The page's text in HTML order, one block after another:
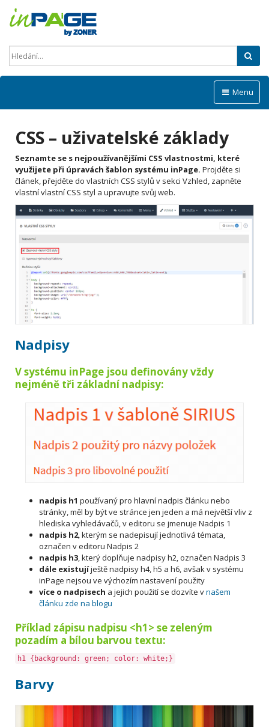
Menu
CSS – uživatelské základy
Seznamte se s nejpoužívanějšími CSS vlastnostmi, které
využijete při úpravách šablon systému inPage. Projděte si
článek, přejděte do vlastních CSS stylů v sekci Vzhled, zapněte
vlastní vlastní CSS styl a upravujte svůj web.
Nadpisy
V systému inPage jsou definovány vždy
nejméně tři základní nadpisy:
nadpis h1 používaný pro hlavní nadpis článku nebo
stránky, měl by být ve stránce jen jeden a má největší vliv z
hlediska vyhledávačů, v editoru se jmenuje Nadpis 1
nadpis h2, kterým se nadepisují jednotlivá témata,
označen v editoru Nadpis 2
nadpis h3, který doplňuje nadpisy h2, označen Nadpis 3
dále existujíještě nadpisy h4, h5 a h6, avšak v systému
inPage nejsou ve výchozím nastavení použity
více o nadpisech a jejich použití se dozvíte vnašem
článku zde na blogu
Příklad zápisu nadpisu <h1> se zeleným
pozadím a bílou barvou textu:
h1 {background: green; color: white;}
Barvy